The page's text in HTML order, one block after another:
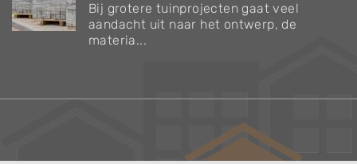
Bij grotere tuinprojecten gaat veel
aandacht uit naar het ontwerp, de
materia...
Inspiratie voor uw tuin en terras
De belangrijkste tuinwerkzaamheden voor de